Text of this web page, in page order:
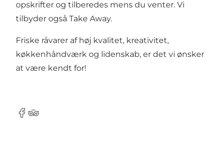
opskrifter og tilberedes mens du venter. Vi
tilbyder også Take Away.
Friske råvarer af høj kvalitet, kreativitet,
køkkenhåndværk og lidenskab, er det vi ønsker
at være kendt for!
Facebook
Tripadvisor